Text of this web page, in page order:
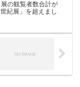
展の観覧者数合計が
紀展」を超えまし